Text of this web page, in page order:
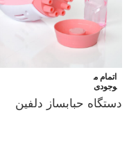
اتمام م
وجودی
دستگاه حبابساز دلفین